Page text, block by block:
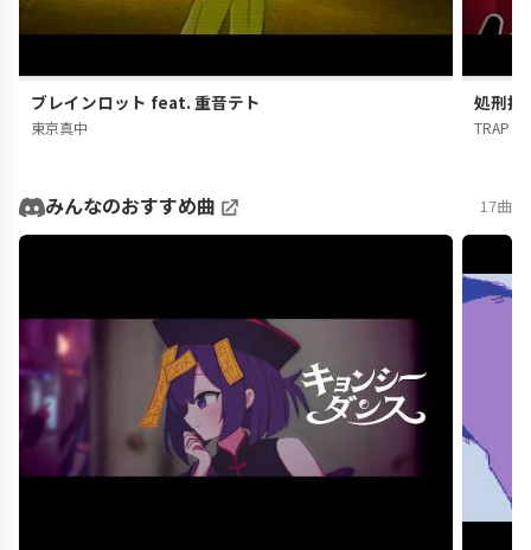
ブレインロット feat. 重音テト
東京真中
処刑拍
TRAP
みんなのおすすめ曲 17曲